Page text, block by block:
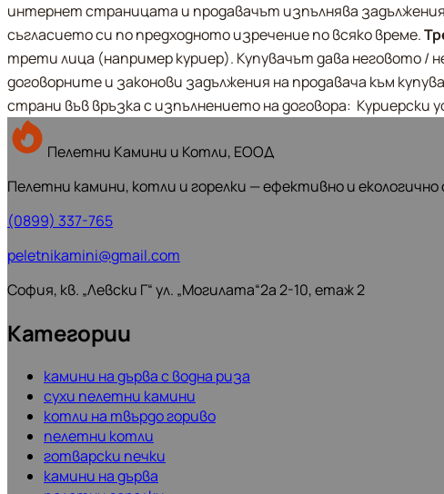
интернет страницата и продавачът изпълнява
съгласието си по предходното изречение по всяко време.
трети лица (например куриер). Купувачът дава неговото /
договорните и законови задължения на продавача към
страни във връзка с изпълнението на договора:  Куриерски
Пелетни Камини и Котли, ЕООД
Пелетни камини, котли и горелки — ефективно и
(0899) 337-765
peletnikamini@gmail.com
София, кв. „Левски Г“ ул. „Могилата“2а 2-10, етаж 2
Категории
камини на дърва с водна риза
сухи пелетни камини
котли на твърдо гориво
пелетни котли
готварски печки
камини на дърва